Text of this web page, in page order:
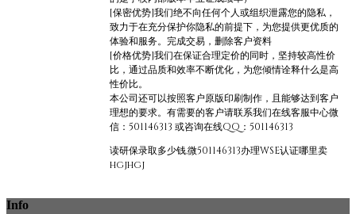
[保密优势]我们绝不向任何个人或组织泄露您的隐私，
致力于在充分保护你隐私的前提下，为您提供更优质的
体验和服务。完成交易，删除客户资料
[价格优势]我们在保证合理定价的同时，坚持较高性价
比，通过品质和效率不断优化，为您倾情诠释什么是高
性价比。
本公司还可以按照客户原版印刷制作，且能够达到客户
理想的要求。有需要的客户请联系我们在线客服中心微
信：501146313 或咨询在线QQ：501146313
读研保录取多少钱,微501146313办理WSE认证哪里卖
hgjhgj
Info